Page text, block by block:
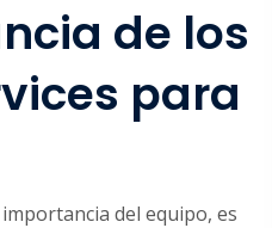
de los
para
del equipo, es